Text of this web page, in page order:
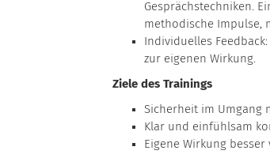
Gesprächstechniken.
methodische Impulse,
Individuelles
zur eigenen Wirkung.
Ziele des Trainings
Sicherheit im Umgang
Klar und einfühlsam
Eigene Wirkung